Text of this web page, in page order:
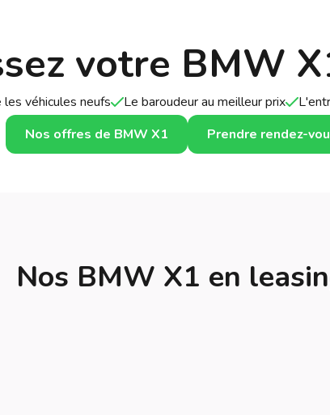
votre BMW
véhicules neufs Le baroudeur au meilleur prix
Nos offres de BMW X1
Prendre rendez-
Nos BMW X1 en